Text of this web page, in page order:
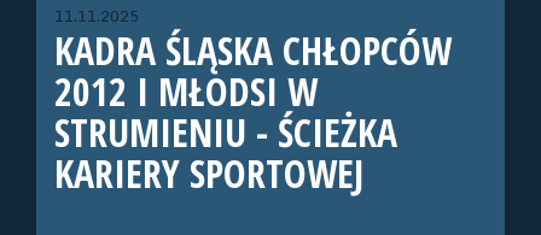
11.11.2025
KADRA ŚLĄSKA CHŁOPCÓW
2012 I MŁODSI W
STRUMIENIU - ŚCIEŻKA
KARIERY SPORTOWEJ